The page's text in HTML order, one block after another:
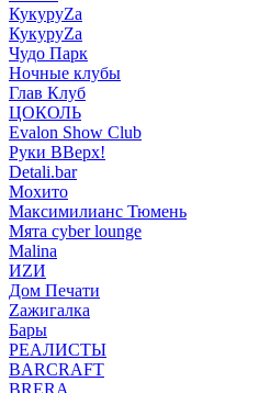
КукуруZа
КукуруZа
Чудо Парк
Ночные клубы
Глав Клуб
ЦОКОЛЬ
Evalon Show Club
Руки ВВерх!
Detali.bar
Мохито
Максимилианс Тюмень
Мята cyber lounge
Malina
ИZИ
Дом Печати
Zажигалка
Бары
РЕАЛИСТЫ
BARCRAFT
BRERA